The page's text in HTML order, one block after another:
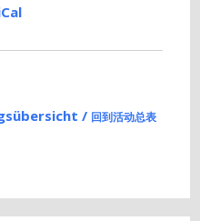
/ 回到活动总表